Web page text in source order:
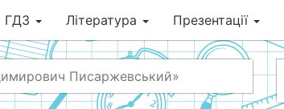
ГДЗ Література Презентації
Писаржевський»